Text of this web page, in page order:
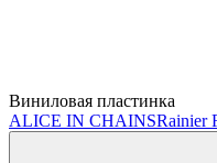
Виниловая пластинка
ALICE IN CHAINSRainier